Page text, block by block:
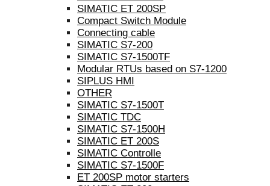
SIMATIC ET 200SP
Compact Switch Module
Connecting cable
SIMATIC S7-200
SIMATIC S7-1500TF
Modular RTUs based on S7-1200
SIPLUS HMI
OTHER
SIMATIC S7-1500T
SIMATIC TDC
SIMATIC S7-1500H
SIMATIC ET 200S
SIMATIC Controlle
SIMATIC S7-1500F
ET 200SP motor starters